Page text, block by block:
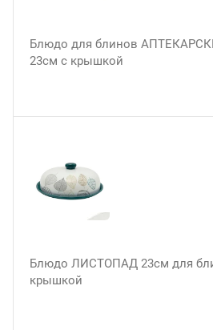
Блюдо для блинов
23см с крышкой
Блюдо ЛИСТОПАД 23см для
крышкой